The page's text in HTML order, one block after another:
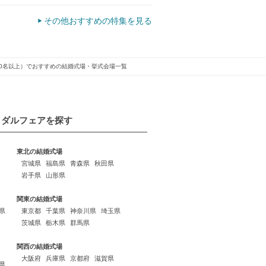
その他おすすめの特集を見る
以上）でおすすめの結婚式場・挙式会場一覧
ルフェアを探す
東北の結婚式場
宮城県
福島県 青森県
秋田県
岩手県
山形県
関東の結婚式場
東京都
千葉県 神奈川県
埼玉県
茨城県
栃木県 群馬県
関西の結婚式場
大阪府
兵庫県 京都府 滋賀県